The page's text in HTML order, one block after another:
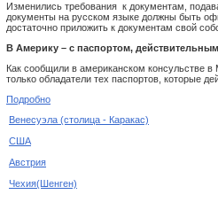
Изменились требования к документам,
документы на русском языке должны быть
достаточно приложить к документам свой
В Америку – с паспортом,
Как сообщили в американском консульстве
только обладатели тех паспортов, которые
Подробно
Венесуэла (столица - Каракас)
США
Австрия
Чехия(Шенген)